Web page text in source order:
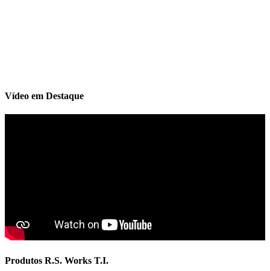
Vídeo em Destaque
Produtos R.S. Works T.I.